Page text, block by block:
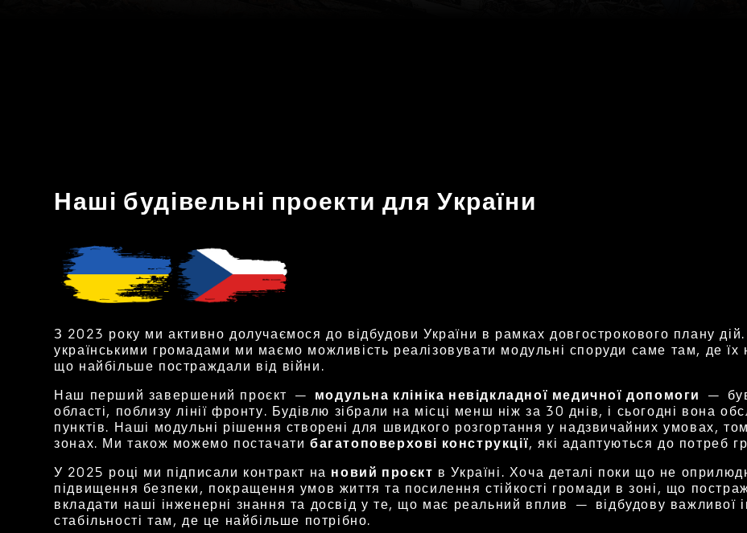
Наші будівельні проекти для України
З 2023 року ми активно долучаємося до відбудови України в рамках довгострокового плану дій.
українськими громадами ми маємо можливість реалізовувати модульні споруди саме там, де їх
що найбільше постраждали від війни.
Наш перший завершений проєкт — модульна клініка невідкладної медичної допомоги
—
області, поблизу лінії фронту. Будівлю зібрали на місці менш ніж за 30 днів, і сьогодні вона
пунктів. Наші модульні рішення створені для швидкого розгортання у надзвичайних умовах,
зонах. Ми також можемо постачатибагатоповерхові конструкції , які адаптуються до потреб
У 2025 році ми підписали контракт на новий проєкт в Україні. Хоча деталі поки що не
підвищення безпеки, покращення умов життя та посилення стійкості громади в зоні, що
вкладати наші інженерні знання та досвід у те, що має реальний вплив — відбудову важливої
стабільності там, де це найбільше потрібно.